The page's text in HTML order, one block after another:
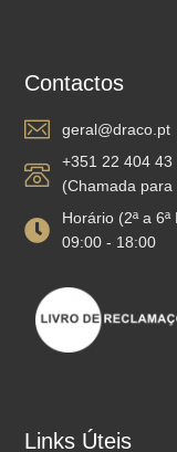
Contactos
geral@draco.pt
+351 22 404 43
(Chamada
Horário (2ª a 6ª
09:00 - 18:00
Links Úteis